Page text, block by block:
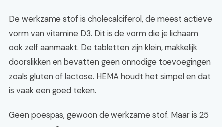
De werkzame stof is cholecalciferol, de meest actieve
vorm van vitamine D3. Dit is de vorm die je lichaam
ook zelf aanmaakt. De tabletten zijn klein, makkelijk
doorslikken en bevatten geen onnodige toevoegingen
zoals gluten of lactose. HEMA houdt het simpel en dat
is vaak een goed teken.
Geen poespas, gewoon de werkzame stof. Maar is 25